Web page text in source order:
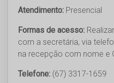
Atendimento: Presencial
Formas de acesso:
com a secretária, via
na recepção com nome e
Telefone: (67) 3317-1659